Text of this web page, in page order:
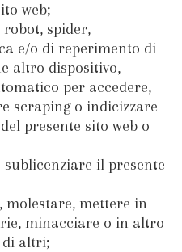
web;
spider,
e/o di reperimento di
altro dispositivo,
per accedere,
scraping o indicizzare
presente sito web o
il presente
molestare, mettere in
minacciare o in altro
altri;